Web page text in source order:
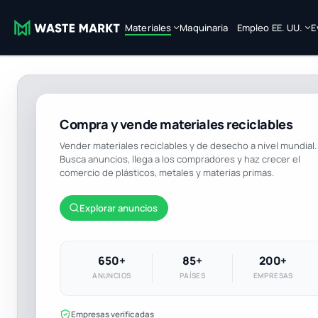
Materiales Maquinaria Empleo EE. UU.
Compra y vende materiales reciclables
Vender materiales reciclables y de desecho a nivel mundial.
Busca anuncios, llega a los compradores y haz crecer el
comercio de plásticos, metales y materias primas.
Explorar anuncios
650+
ANUNCIOS
85+
PAÍSES
200+
EMPRESAS
Empresas verificadas